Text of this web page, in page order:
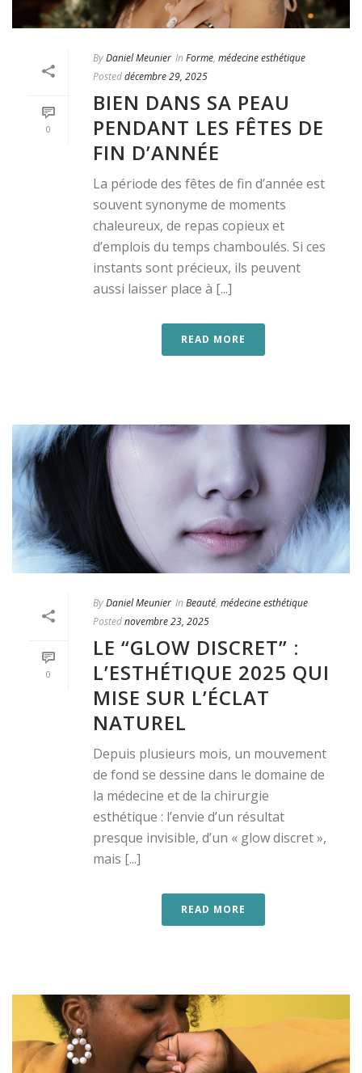
0
ByDaniel Meunier In Forme, médecine esthétique
Posteddécembre 29, 2025
BIEN DANS SA PEAU
PENDANT LES FÊTES DE
FIN D’ANNÉE
La période des fêtes de fin d’année est
souvent synonyme de moments
chaleureux, de repas copieux et
d’emplois du temps chamboulés. Si ces
instants sont précieux, ils peuvent
aussi laisser place à [...]
READ MORE
0
ByDaniel Meunier In Beauté, médecine esthétique
Postednovembre 23, 2025
LE “GLOW DISCRET” :
L’ESTHÉTIQUE 2025 QUI
MISE SUR L’ÉCLAT
NATUREL
Depuis plusieurs mois, un mouvement
de fond se dessine dans le domaine de
la médecine et de la chirurgie
esthétique : l’envie d’un résultat
presque invisible, d’un « glow discret »,
mais [...]
READ MORE